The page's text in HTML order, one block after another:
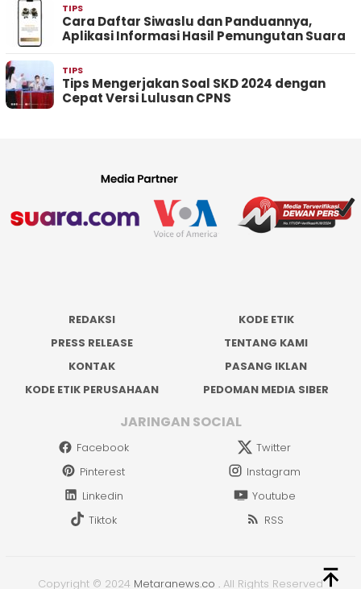
TIPS
Cara Daftar Siwaslu dan Panduannya,
Aplikasi Informasi Hasil Pemungutan Suara
TIPS
Tips Mengerjakan Soal SKD 2024 dengan
Cepat Versi Lulusan CPNS
REDAKSI
KODE ETIK
PRESS RELEASE
TENTANG KAMI
KONTAK
PASANG IKLAN
KODE ETIK PERUSAHAAN
PEDOMAN MEDIA SIBER
JARINGAN SOCIAL
Facebook
Twitter
Pinterest
Instagram
Linkedin
Youtube
Tiktok
RSS
Copyright © 2024 Metaranews.co . All Rights Reserved